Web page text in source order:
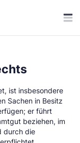
ist insbesondere
Sachen in Besitz
er führt
beziehen, im
durch die